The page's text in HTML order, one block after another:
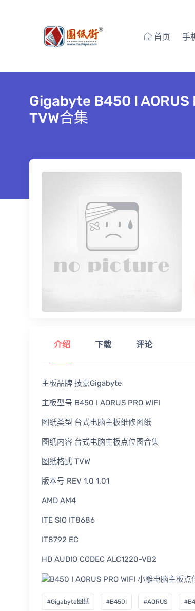
首页 手
Gigabyte B450 I AORUS
TVW合集
介绍 下载 评论
主板品牌 技嘉Gigabyte
主板型号 B450 I AORUS PRO WIFI
图纸类型 台式电脑主板维修图纸
图纸内容 台式电脑主板点位图合集
图纸格式 TVW
版本号 REV 1.0 1.01
AMD AM4
ITE SIO IT8686
IT8792 EC
HD AUDIO CODEC ALC1220-VB2
#Gigabyte图纸 #B450I #AORUS